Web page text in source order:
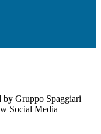
by Gruppo Spaggiari
Social Media